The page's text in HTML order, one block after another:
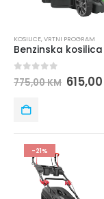
KOSILICE,VRTNI PROGRAM
0out of 5
775,00KM 615,00
-21%